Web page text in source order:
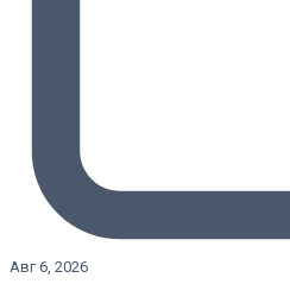
Авг 6, 2026